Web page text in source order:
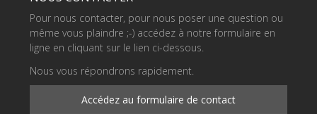
Pour nous contacter, pour nous poser une question ou
même vous plaindre ;-) accédez à notre formulaire en
ligne en cliquant sur le lien ci-dessous.
Nous vous répondrons rapidement.
Accédez au formulaire de contact